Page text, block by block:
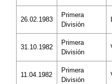
26.02.1983
Primera
División
31.10.1982
Primera
División
11.04.1982
Primera
División